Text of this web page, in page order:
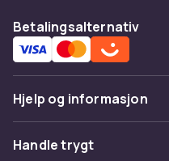
Betalingsalternativ
Hjelp og informasjon
Vanlige spørsmål
Handle trygt